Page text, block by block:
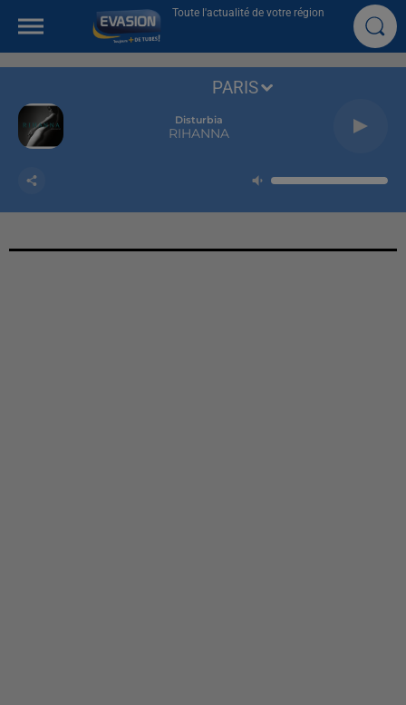
Toute l'actualité de votre région
Disturbia
RIHANNA
PARIS